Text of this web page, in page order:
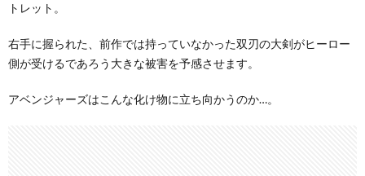
トレット。
右手に握られた、前作では持っていなかった双刃の大剣がヒーロー
側が受けるであろう大きな被害を予感させます。
アベンジャーズはこんな化け物に立ち向かうのか…。